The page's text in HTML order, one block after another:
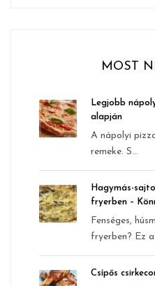
MOST
Legjobb
alapján
A nápolyi
remeke. S...
Hagymás-
fryerben –
Fenséges,
fryerben? Ez a
Csípős